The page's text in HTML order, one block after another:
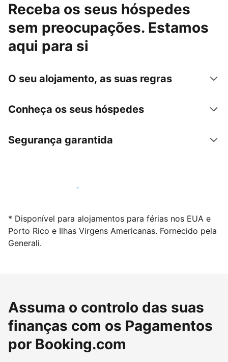
Receba os seus hóspedes
sem preocupações. Estamos
aqui para si
O seu alojamento, as suas regras
Conheça os seus hóspedes
Segurança garantida
Anuncie connosco hoje mesmo
* Disponível para alojamentos para férias nos EUA e
Porto Rico e Ilhas Virgens Americanas. Fornecido pela
Generali.
Assuma o controlo das suas
finanças com os Pagamentos
por Booking.com